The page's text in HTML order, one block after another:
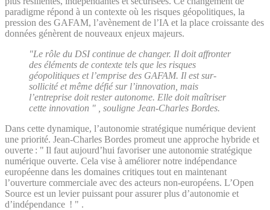
paradigme répond à un contexte où les risques géopolitiques, la
pression des GAFAM, l’avènement de l’IA et la place croissante des
données génèrent de nouveaux enjeux majeurs.
"Le rôle du DSI continue de changer. Il doit affronter
des éléments de contexte tels que les risques
géopolitiques et l’emprise des GAFAM. Il est sur-
sollicité et même défié sur l’innovation, mais
l’entreprise doit rester autonome. Elle doit maîtriser
cette innovation " , souligne Jean-Charles Bordes.
Dans cette dynamique, l’autonomie stratégique numérique devient
une priorité. Jean-Charles Bordes promeut une approche hybride et
ouverte : " Il faut aujourd’hui favoriser une autonomie stratégique
numérique ouverte. Cela vise à améliorer notre indépendance
européenne dans les domaines critiques tout en maintenant
l’ouverture commerciale avec des acteurs non-européens. L’Open
Source est un levier puissant pour assurer plus d’autonomie et
d’indépendance ! " .